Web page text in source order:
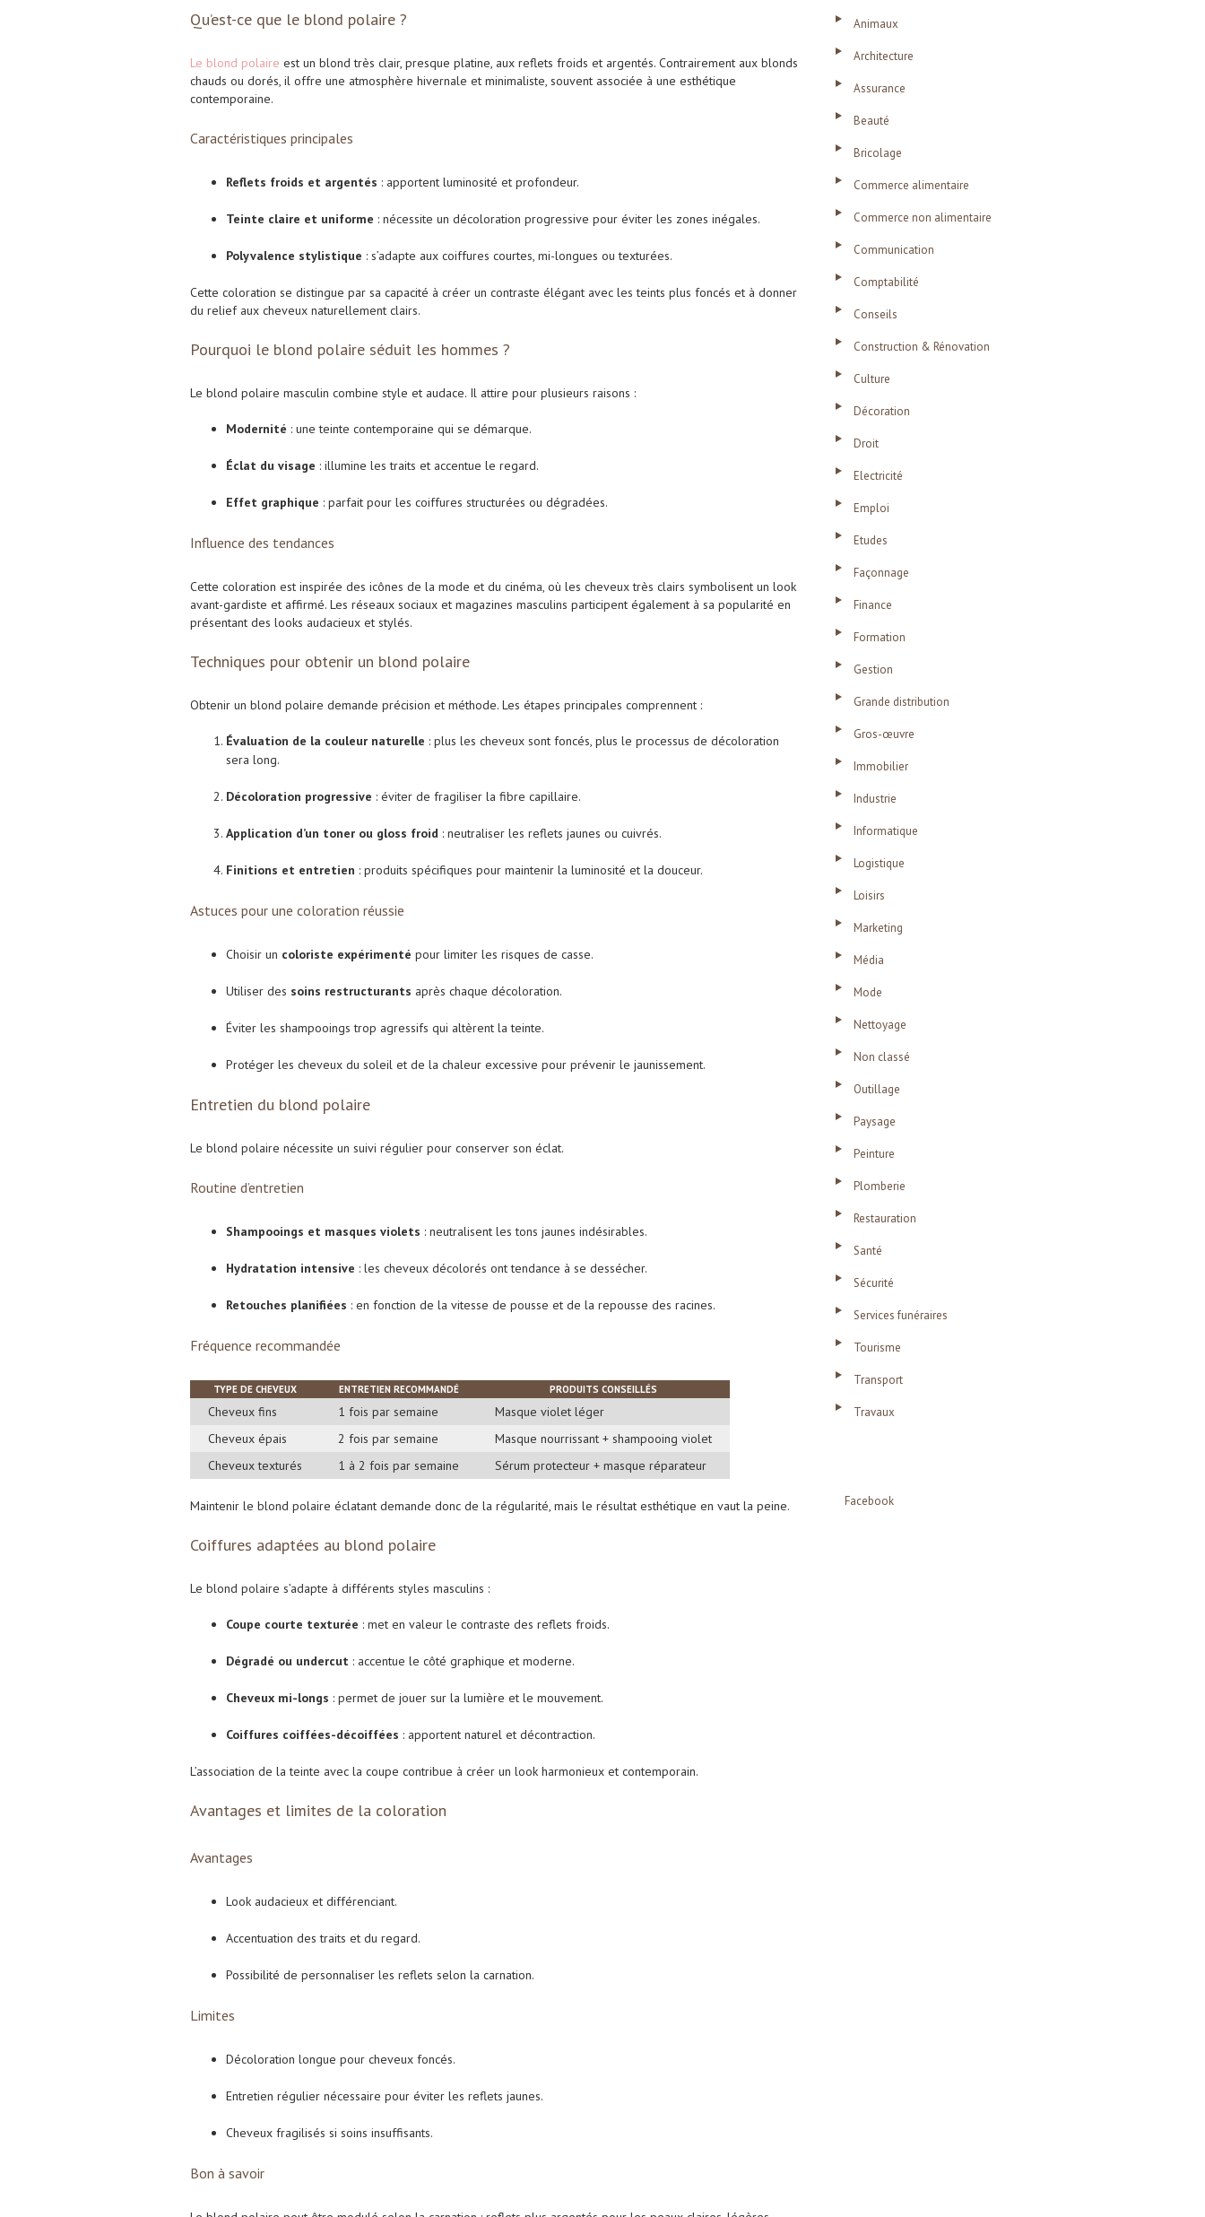
Qu’est-ce que le blond polaire ?
Le blond polaire est un blond très clair, presque platine, aux reflets froids et argentés. Contrairement aux blonds
chauds ou dorés, il offre une atmosphère hivernale et minimaliste, souvent associée à une esthétique
contemporaine.
Caractéristiques principales
Reflets froids et argentés : apportent luminosité et profondeur.
Teinte claire et uniforme : nécessite un décoloration progressive pour éviter les zones inégales.
Polyvalence stylistique : s’adapte aux coiffures courtes, mi-longues ou texturées.
Cette coloration se distingue par sa capacité à créer un contraste élégant avec les teints plus foncés et à donner
du relief aux cheveux naturellement clairs.
Pourquoi le blond polaire séduit les hommes ?
Le blond polaire masculin combine style et audace. Il attire pour plusieurs raisons :
Modernité : une teinte contemporaine qui se démarque.
Éclat du visage : illumine les traits et accentue le regard.
Effet graphique : parfait pour les coiffures structurées ou dégradées.
Influence des tendances
Cette coloration est inspirée des icônes de la mode et du cinéma, où les cheveux très clairs symbolisent un look
avant-gardiste et affirmé. Les réseaux sociaux et magazines masculins participent également à sa popularité en
présentant des looks audacieux et stylés.
Techniques pour obtenir un blond polaire
Obtenir un blond polaire demande précision et méthode. Les étapes principales comprennent :
Évaluation de la couleur naturelle : plus les cheveux sont foncés, plus le processus de décoloration
sera long.
Décoloration progressive : éviter de fragiliser la fibre capillaire.
Application d’un toner ou gloss froid : neutraliser les reflets jaunes ou cuivrés.
Finitions et entretien : produits spécifiques pour maintenir la luminosité et la douceur.
Astuces pour une coloration réussie
Choisir un coloriste expérimenté pour limiter les risques de casse.
Utiliser des soins restructurants après chaque décoloration.
Éviter les shampooings trop agressifs qui altèrent la teinte.
Protéger les cheveux du soleil et de la chaleur excessive pour prévenir le jaunissement.
Entretien du blond polaire
Le blond polaire nécessite un suivi régulier pour conserver son éclat.
Routine d’entretien
Shampooings et masques violets : neutralisent les tons jaunes indésirables.
Hydratation intensive : les cheveux décolorés ont tendance à se dessécher.
Retouches planifiées : en fonction de la vitesse de pousse et de la repousse des racines.
Fréquence recommandée
TYPE DE CHEVEUX ENTRETIEN RECOMMANDÉ PRODUITS CONSEILLÉS
Cheveux fins 1 fois par semaine
Masque violet léger
Cheveux épais
2 fois par semaine
Masque nourrissant + shampooing violet
Cheveux texturés
1 à 2 fois par semaine Sérum protecteur + masque réparateur
Maintenir le blond polaire éclatant demande donc de la régularité, mais le résultat esthétique en vaut la peine.
Coiffures adaptées au blond polaire
Le blond polaire s’adapte à différents styles masculins :
Coupe courte texturée : met en valeur le contraste des reflets froids.
Dégradé ou undercut : accentue le côté graphique et moderne.
Cheveux mi-longs : permet de jouer sur la lumière et le mouvement.
Coiffures coiffées-décoiffées : apportent naturel et décontraction.
L’association de la teinte avec la coupe contribue à créer un look harmonieux et contemporain.
Avantages et limites de la coloration
Avantages
Look audacieux et différenciant.
Accentuation des traits et du regard.
Possibilité de personnaliser les reflets selon la carnation.
Limites
Décoloration longue pour cheveux foncés.
Entretien régulier nécessaire pour éviter les reflets jaunes.
Cheveux fragilisés si soins insuffisants.
Bon à savoir
Animaux
Architecture
Assurance
Beauté
Bricolage
Commerce alimentaire
Commerce non alimentaire
Communication
Comptabilité
Conseils
Construction & Rénovation
Culture
Décoration
Droit
Electricité
Emploi
Etudes
Façonnage
Finance
Formation
Gestion
Grande distribution
Gros-œuvre
Immobilier
Industrie
Informatique
Logistique
Loisirs
Marketing
Média
Mode
Nettoyage
Non classé
Outillage
Paysage
Peinture
Plomberie
Restauration
Santé
Sécurité
Services funéraires
Tourisme
Transport
Travaux
Facebook